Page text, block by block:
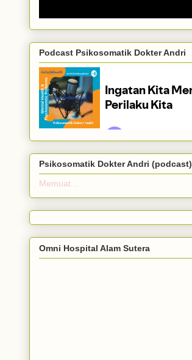
Podcast Psikosomatik Dokter Andri
Psikosomatik Dokter Andri (podcast)
Memuat...
Omni Hospital Alam Sutera